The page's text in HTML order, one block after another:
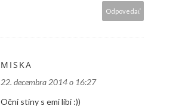
Odpovedať
MISKA
22. decembra 2014 o 16:27
Oční stíny s emi líbí :))